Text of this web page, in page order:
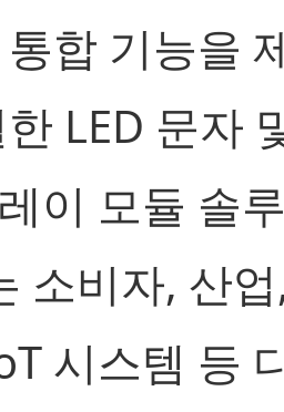
합 기능을
LED 문자
이 모듈 솔
소비자, 산
시스템 등